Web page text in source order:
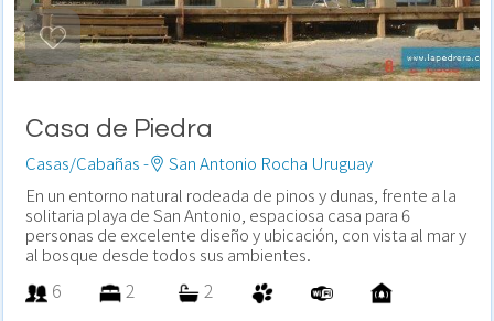
Casa de Piedra
Casas/Cabañas -
San Antonio Rocha Uruguay
En un entorno natural rodeada de pinos y dunas, frente a la
solitaria playa de San Antonio, espaciosa casa para 6
personas de excelente diseño y ubicación, con vista al mar y
al bosque desde todos sus ambientes.
6 2 2